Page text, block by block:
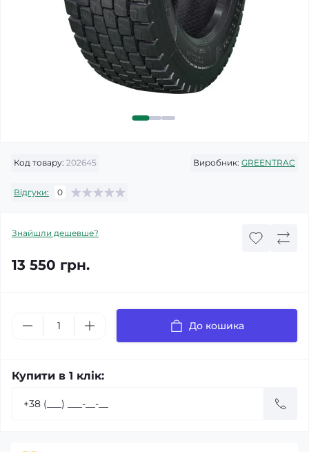
Код товару: 202645 Виробник: GREENTRAC
Відгуки: 0
Знайшли дешевше?
13 550 грн.
До кошика
Купити в 1 клік: